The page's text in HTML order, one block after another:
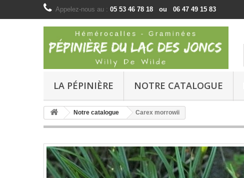
Appelez-nous au : 05 53 46 78 18 ou 06 47 49 15 83
LA PÉPINIÈRE NOTRE CATALOGUE
Notre catalogue Carex morrowii